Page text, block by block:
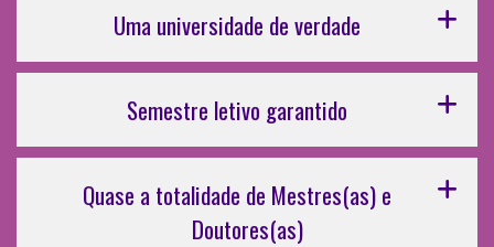
Uma universidade de verdade
Semestre letivo garantido
Quase a totalidade de Mestres(as) e
Doutores(as)